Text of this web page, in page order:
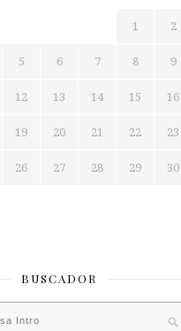
1 2
5 6 7 8 9
12 13 14 15 16
19 20 21 22 23
26 27 28 29 30
BUSCADOR